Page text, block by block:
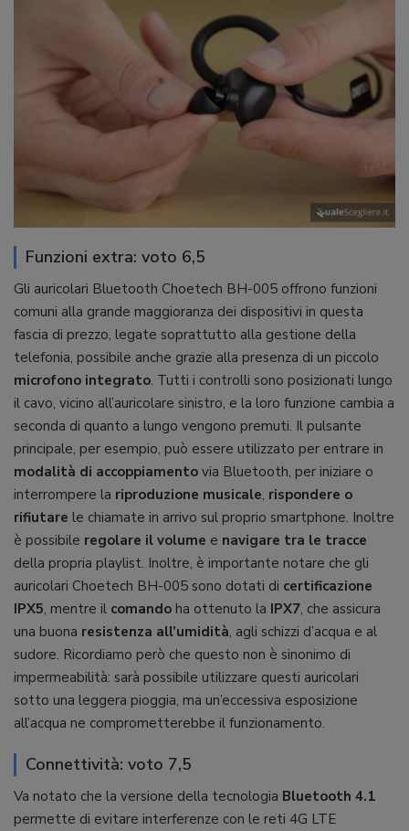
Funzioni extra: voto 6,5
Gli auricolari Bluetooth Choetech BH-005 offrono funzioni
comuni alla grande maggioranza dei dispositivi in questa
fascia di prezzo, legate soprattutto alla gestione della
telefonia, possibile anche grazie alla presenza di un piccolo
microfono integrato. Tutti i controlli sono posizionati lungo
il cavo, vicino all’auricolare sinistro, e la loro funzione cambia a
seconda di quanto a lungo vengono premuti. Il pulsante
principale, per esempio, può essere utilizzato per entrare in
modalità di accoppiamento via Bluetooth, per iniziare o
interrompere la riproduzione musicale, rispondere o
rifiutare le chiamate in arrivo sul proprio smartphone. Inoltre
è possibile regolare il volume e navigare tra le tracce
della propria playlist. Inoltre, è importante notare che gli
auricolari Choetech BH-005 sono dotati di certificazione
IPX5, mentre il comando ha ottenuto la IPX7, che assicura
una buona resistenza all’umidità, agli schizzi d’acqua e al
sudore. Ricordiamo però che questo non è sinonimo di
impermeabilità: sarà possibile utilizzare questi auricolari
sotto una leggera pioggia, ma un’eccessiva esposizione
all’acqua ne comprometterebbe il funzionamento.
Connettività: voto 7,5
Va notato che la versione della tecnologia Bluetooth 4.1
permette di evitare interferenze con le reti 4G LTE